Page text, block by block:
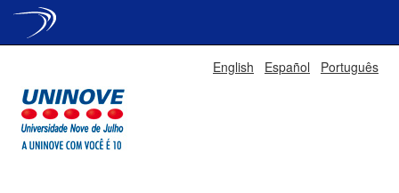
English Español Português